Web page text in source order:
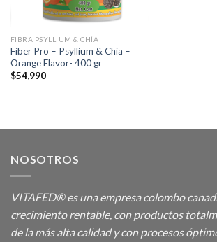
FIBRA PSYLLIUM & CHÍA
Fiber Pro – Psyllium & Chía –
Orange Flavor- 400 gr
$54,990
NOSOTROS
VITAFED® es una empresa colombo
crecimiento rentable, con productos
de la más alta calidad y con procesos